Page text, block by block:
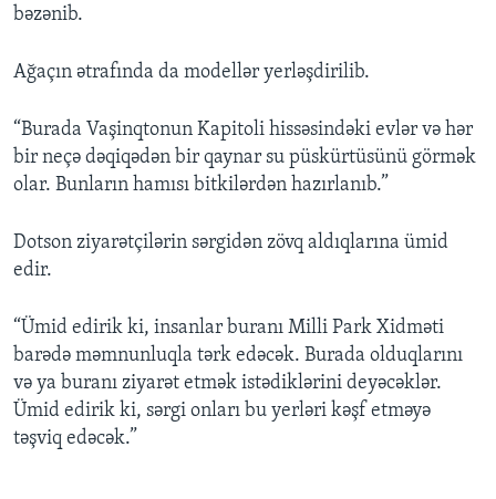
bəzənib.
Ağaçın ətrafında da modellər yerləşdirilib.
“Burada Vaşinqtonun Kapitoli hissəsindəki evlər və hər
bir neçə dəqiqədən bir qaynar su püskürtüsünü görmək
olar. Bunların hamısı bitkilərdən hazırlanıb.”
Dotson ziyarətçilərin sərgidən zövq aldıqlarına ümid
edir.
“Ümid edirik ki, insanlar buranı Milli Park Xidməti
barədə məmnunluqla tərk edəcək. Burada olduqlarını
və ya buranı ziyarət etmək istədiklərini deyəcəklər.
Ümid edirik ki, sərgi onları bu yerləri kəşf etməyə
təşviq edəcək.”